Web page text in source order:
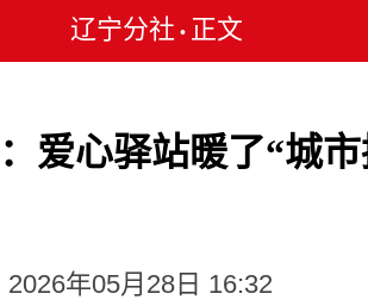
辽宁分社 • 正文
爱心驿站暖了“城
2026年05月28日 16:32